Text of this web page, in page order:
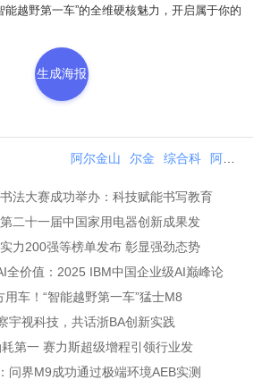
能越野第一车”的全维硬核魅力，开启属于你的
生成海报
阿尔金山 尔金 综合科 阿尔金
法大赛成功举办：科技赋能书写教育
二十一届中国家用电器创新成果发
力200强等榜单发布 彰显强劲态势
全价值：2025 IBM中国企业级AI巅峰论
用车！“智能越野第一车”猛士M8
宇视科技，共话浙BA创新实践
第一 赛力斯超级增程引领行业发
问界M9成功通过极端环境AEB实测